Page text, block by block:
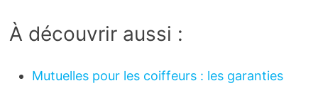
À découvrir aussi :
Mutuelles pour les coiffeurs : les garanties